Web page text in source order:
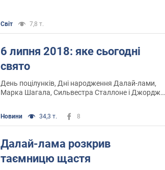
Світ 7,8 т.
6 липня 2018: яке сьогодні
свято
День поцілунків, Дні народження Далай-лами,
Марка Шагала, Сильвестра Сталлоне і Джорджа
Ленноном і виходу в прокат драми "Форрест
Новини 34,3 т. 8
Далай-лама розкрив
таємницю щастя